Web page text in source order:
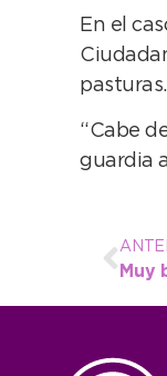
En el
pasturas.
“Cabe
guardia
Muy